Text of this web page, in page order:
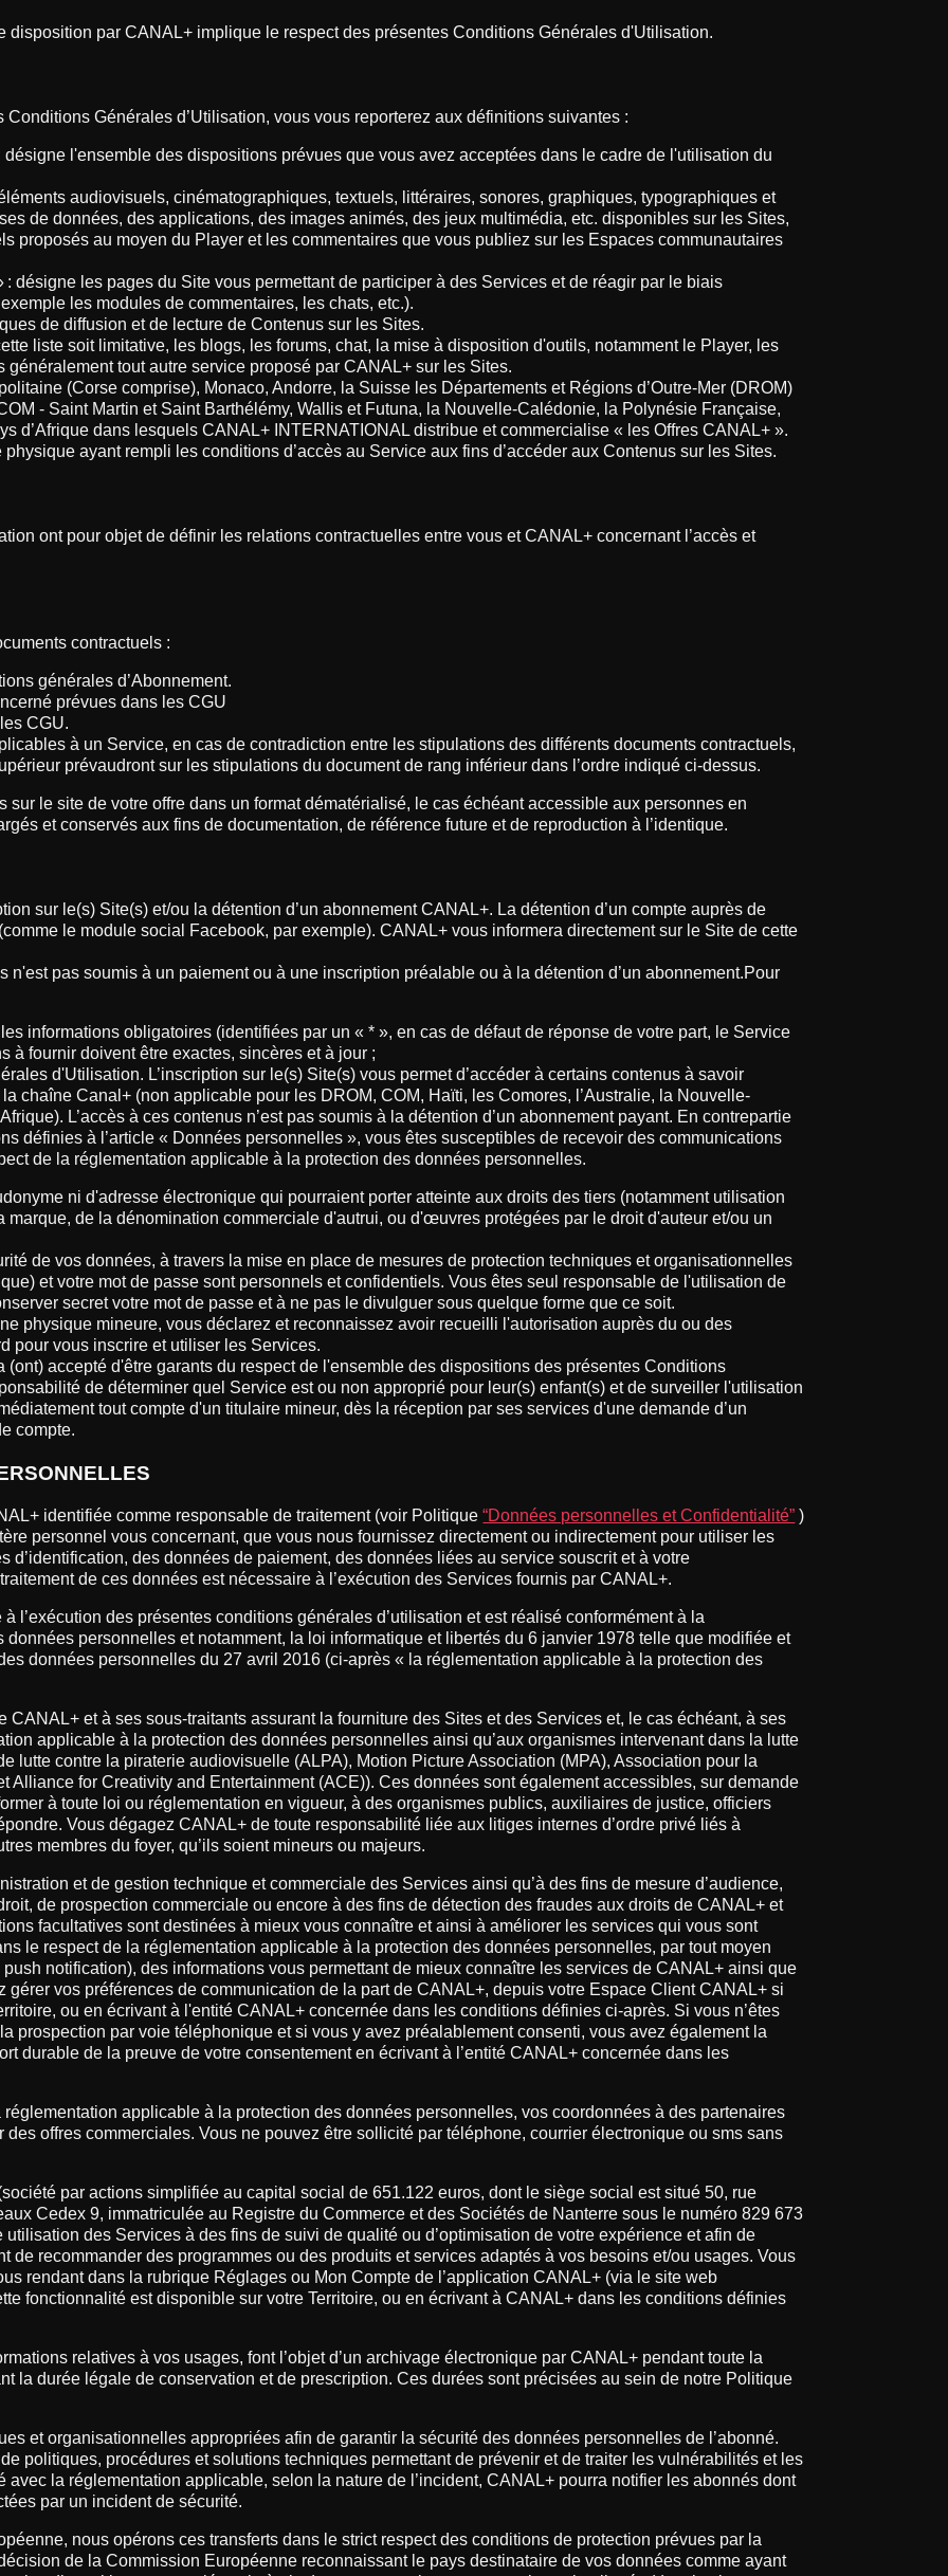
disposition par CANAL+ implique le respect des présentes Conditions Générales d'Utilisation.
Générales d’Utilisation, vous vous reporterez aux définitions suivantes :
l'ensemble des dispositions prévues que vous avez acceptées dans le cadre de l'utilisation du
audiovisuels, cinématographiques, textuels, littéraires, sonores, graphiques, typographiques et
de données, des applications, des images animés, des jeux multimédia, etc. disponibles sur les Sites,
proposés au moyen du Player et les commentaires que vous publiez sur les Espaces communautaires
désigne les pages du Site vous permettant de participer à des Services et de réagir par le biais
les modules de commentaires, les chats, etc.).
de diffusion et de lecture de Contenus sur les Sites.
liste soit limitative, les blogs, les forums, chat, la mise à disposition d'outils, notamment le Player, les
tout autre service proposé par CANAL+ sur les Sites.
(Corse comprise), Monaco, Andorre, la Suisse les Départements et Régions d’Outre-Mer (DROM)
- Saint Martin et Saint Barthélémy, Wallis et Futuna, la Nouvelle-Calédonie, la Polynésie Française,
d’Afrique dans lesquels CANAL+ INTERNATIONAL distribue et commercialise « les Offres CANAL+ ».
ayant rempli les conditions d’accès au Service aux fins d’accéder aux Contenus sur les Sites.
ont pour objet de définir les relations contractuelles entre vous et CANAL+ concernant l’accès et
contractuels :
générales d’Abonnement.
prévues dans les CGU
CGU.
à un Service, en cas de contradiction entre les stipulations des différents documents contractuels,
prévaudront sur les stipulations du document de rang inférieur dans l’ordre indiqué ci-dessus.
le site de votre offre dans un format dématérialisé, le cas échéant accessible aux personnes en
et conservés aux fins de documentation, de référence future et de reproduction à l’identique.
sur le(s) Site(s) et/ou la détention d’un abonnement CANAL+. La détention d’un compte auprès de
le module social Facebook, par exemple). CANAL+ vous informera directement sur le Site de cette
n'est pas soumis à un paiement ou à une inscription préalable ou à la détention d’un abonnement.Pour
informations obligatoires (identifiées par un « * », en cas de défaut de réponse de votre part, le Service
à fournir doivent être exactes, sincères et à jour ;
d'Utilisation. L’inscription sur le(s) Site(s) vous permet d’accéder à certains contenus à savoir
chaîne Canal+ (non applicable pour les DROM, COM, Haïti, les Comores, l’Australie, la Nouvelle-
L’accès à ces contenus n’est pas soumis à la détention d’un abonnement payant. En contrepartie
définies à l’article « Données personnelles », vous êtes susceptibles de recevoir des communications
de la réglementation applicable à la protection des données personnelles.
ni d'adresse électronique qui pourraient porter atteinte aux droits des tiers (notamment utilisation
marque, de la dénomination commerciale d'autrui, ou d'œuvres protégées par le droit d'auteur et/ou un
de vos données, à travers la mise en place de mesures de protection techniques et organisationnelles
et votre mot de passe sont personnels et confidentiels. Vous êtes seul responsable de l'utilisation de
secret votre mot de passe et à ne pas le divulguer sous quelque forme que ce soit.
physique mineure, vous déclarez et reconnaissez avoir recueilli l'autorisation auprès du ou des
pour vous inscrire et utiliser les Services.
(ont) accepté d'être garants du respect de l'ensemble des dispositions des présentes Conditions
de déterminer quel Service est ou non approprié pour leur(s) enfant(s) et de surveiller l'utilisation
tout compte d'un titulaire mineur, dès la réception par ses services d'une demande d’un
compte.
identifiée comme responsable de traitement (voir Politique“Données personnelles et Confidentialité” )
personnel vous concernant, que vous nous fournissez directement ou indirectement pour utiliser les
d’identification, des données de paiement, des données liées au service souscrit et à votre
de ces données est nécessaire à l’exécution des Services fournis par CANAL+.
l’exécution des présentes conditions générales d’utilisation et est réalisé conformément à la
personnelles et notamment, la loi informatique et libertés du 6 janvier 1978 telle que modifiée et
données personnelles du 27 avril 2016 (ci-après « la réglementation applicable à la protection des
et à ses sous-traitants assurant la fourniture des Sites et des Services et, le cas échéant, à ses
applicable à la protection des données personnelles ainsi qu’aux organismes intervenant dans la lutte
lutte contre la piraterie audiovisuelle (ALPA), Motion Picture Association (MPA), Association pour la
Alliance for Creativity and Entertainment (ACE)). Ces données sont également accessibles, sur demande
à toute loi ou réglementation en vigueur, à des organismes publics, auxiliaires de justice, officiers
Vous dégagez CANAL+ de toute responsabilité liée aux litiges internes d’ordre privé liés à
membres du foyer, qu’ils soient mineurs ou majeurs.
et de gestion technique et commerciale des Services ainsi qu’à des fins de mesure d’audience,
de prospection commerciale ou encore à des fins de détection des fraudes aux droits de CANAL+ et
facultatives sont destinées à mieux vous connaître et ainsi à améliorer les services qui vous sont
le respect de la réglementation applicable à la protection des données personnelles, par tout moyen
notification), des informations vous permettant de mieux connaître les services de CANAL+ ainsi que
vos préférences de communication de la part de CANAL+, depuis votre Espace Client CANAL+ si
ou en écrivant à l'entité CANAL+ concernée dans les conditions définies ci-après. Si vous n’êtes
prospection par voie téléphonique et si vous y avez préalablement consenti, vous avez également la
durable de la preuve de votre consentement en écrivant à l’entité CANAL+ concernée dans les
applicable à la protection des données personnelles, vos coordonnées à des partenaires
offres commerciales. Vous ne pouvez être sollicité par téléphone, courrier électronique ou sms sans
par actions simplifiée au capital social de 651.122 euros, dont le siège social est situé 50, rue
Cedex 9, immatriculée au Registre du Commerce et des Sociétés de Nanterre sous le numéro 829 673
des Services à des fins de suivi de qualité ou d’optimisation de votre expérience et afin de
de recommander des programmes ou des produits et services adaptés à vos besoins et/ou usages. Vous
rendant dans la rubrique Réglages ou Mon Compte de l’application CANAL+ (via le site web
fonctionnalité est disponible sur votre Territoire, ou en écrivant à CANAL+ dans les conditions définies
relatives à vos usages, font l’objet d’un archivage électronique par CANAL+ pendant toute la
la durée légale de conservation et de prescription. Ces durées sont précisées au sein de notre Politique
et organisationnelles appropriées afin de garantir la sécurité des données personnelles de l’abonné.
politiques, procédures et solutions techniques permettant de prévenir et de traiter les vulnérabilités et les
la réglementation applicable, selon la nature de l’incident, CANAL+ pourra notifier les abonnés dont
par un incident de sécurité.
nous opérons ces transferts dans le strict respect des conditions de protection prévues par la
de la Commission Européenne reconnaissant le pays destinataire de vos données comme ayant